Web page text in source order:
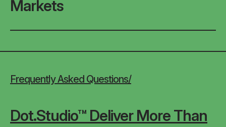
Markets
Frequently Asked Questions/
Dot.Studio™ Deliver More Than